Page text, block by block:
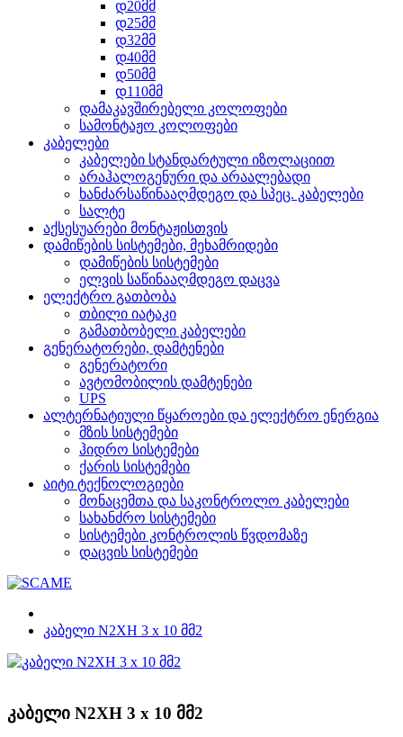
დ20მმ
დ25მმ
დ32მმ
დ40მმ
დ50მმ
დ110მმ
დამაკავშირებელი კოლოფები
სამონტაჟო კოლოფები
კაბელები
კაბელები სტანდარტული იზოლაციით
არაჰალოგენური და არაალებადი
ხანძარსაწინააღმდეგო და სპეც. კაბელები
სალტე
აქსესუარები მონტაჟისთვის
დამიწების სისტემები, მეხამრიდები
დამიწების სისტემები
ელვის საწინააღმდეგო დაცვა
ელექტრო გათბობა
თბილი იატაკი
გამათბობელი კაბელები
გენერატორები, დამტენები
გენერატორი
ავტომობილის დამტენები
UPS
ალტერნატიული წყაროები და ელექტრო ენერგია
მზის სისტემები
ჰიდრო სისტემები
ქარის სისტემები
აიტი ტექნოლოგიები
მონაცემთა და საკონტროლო კაბელები
სახანძრო სისტემები
სისტემები კონტროლის წვდომაზე
დაცვის სისტემები
კაბელი N2XH 3 x 10 მმ2
კაბელი N2XH 3 x 10 მმ2